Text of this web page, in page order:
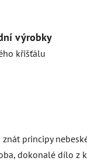
výrobky
křišťálu
principy
dokonalé dílo